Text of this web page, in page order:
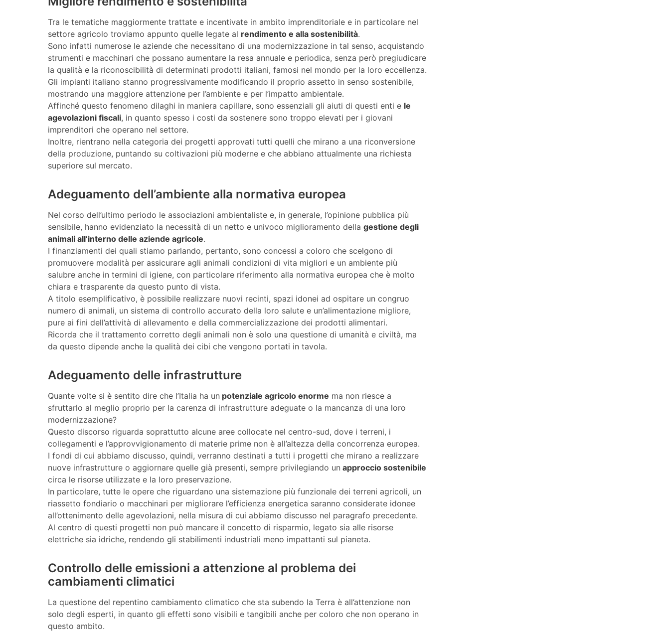
Tra le tematiche maggiormente trattate e incentivate in ambito imprenditoriale e in particolare nel
settore agricolo troviamo appunto quelle legate al rendimento e alla sostenibilità.
Sono infatti numerose le aziende che necessitano di una modernizzazione in tal senso, acquistando
strumenti e macchinari che possano aumentare la resa annuale e periodica, senza però pregiudicare
la qualità e la riconoscibilità di determinati prodotti italiani, famosi nel mondo per la loro eccellenza.
Gli impianti italiano stanno progressivamente modificando il proprio assetto in senso sostenibile,
mostrando una maggiore attenzione per l’ambiente e per l’impatto ambientale.
Affinché questo fenomeno dilaghi in maniera capillare, sono essenziali gli aiuti di questi enti e le
agevolazioni fiscali, in quanto spesso i costi da sostenere sono troppo elevati per i giovani
imprenditori che operano nel settore.
Inoltre, rientrano nella categoria dei progetti approvati tutti quelli che mirano a una riconversione
della produzione, puntando su coltivazioni più moderne e che abbiano attualmente una richiesta
superiore sul mercato.
Adeguamento dell’ambiente alla normativa europea
Nel corso dell’ultimo periodo le associazioni ambientaliste e, in generale, l’opinione pubblica più
sensibile, hanno evidenziato la necessità di un netto e univoco miglioramento della gestione degli
animali all’interno delle aziende agricole.
I finanziamenti dei quali stiamo parlando, pertanto, sono concessi a coloro che scelgono di
promuovere modalità per assicurare agli animali condizioni di vita migliori e un ambiente più
salubre anche in termini di igiene, con particolare riferimento alla normativa europea che è molto
chiara e trasparente da questo punto di vista.
A titolo esemplificativo, è possibile realizzare nuovi recinti, spazi idonei ad ospitare un congruo
numero di animali, un sistema di controllo accurato della loro salute e un’alimentazione migliore,
pure ai fini dell’attività di allevamento e della commercializzazione dei prodotti alimentari.
Ricorda che il trattamento corretto degli animali non è solo una questione di umanità e civiltà, ma
da questo dipende anche la qualità dei cibi che vengono portati in tavola.
Adeguamento delle infrastrutture
Quante volte si è sentito dire che l’Italia ha un potenziale agricolo enorme ma non riesce a
sfruttarlo al meglio proprio per la carenza di infrastrutture adeguate o la mancanza di una loro
modernizzazione?
Questo discorso riguarda soprattutto alcune aree collocate nel centro-sud, dove i terreni, i
collegamenti e l’approvvigionamento di materie prime non è all’altezza della concorrenza europea.
I fondi di cui abbiamo discusso, quindi, verranno destinati a tutti i progetti che mirano a realizzare
nuove infrastrutture o aggiornare quelle già presenti, sempre privilegiando un approccio sostenibile
circa le risorse utilizzate e la loro preservazione.
In particolare, tutte le opere che riguardano una sistemazione più funzionale dei terreni agricoli, un
riassetto fondiario o macchinari per migliorare l’efficienza energetica saranno considerate idonee
all’ottenimento delle agevolazioni, nella misura di cui abbiamo discusso nel paragrafo precedente.
Al centro di questi progetti non può mancare il concetto di risparmio, legato sia alle risorse
elettriche sia idriche, rendendo gli stabilimenti industriali meno impattanti sul pianeta.
Controllo delle emissioni a attenzione al problema dei
cambiamenti climatici
La questione del repentino cambiamento climatico che sta subendo la Terra è all’attenzione non
solo degli esperti, in quanto gli effetti sono visibili e tangibili anche per coloro che non operano in
questo ambito.